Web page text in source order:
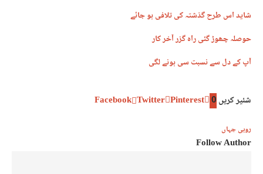
شاید اس طرح گذشتہ کی تلافی ہو جائے
حوصلہ چھوڑ گئی راہ گزر آخر کار
آپ کے دل سے نسبت سی ہونے لگی
شئیر کریں0
Facebook Twitter Pinterest
روبی جہاں
Follow Author